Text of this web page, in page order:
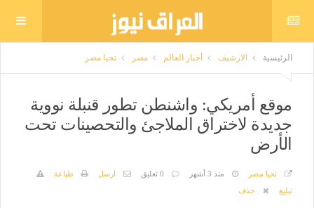
الرئيسية الارشيف أخبار العالم مصر تحيا مصر
موقع أمريكي: واشنطن تطور قنبلة نووية
جديدة لاختراق الملاجئ والتحصينات تحت
الأرض
تحيا مصر منذ 3 أشهر 0 تعليق ارسل
طباعة
تبليغ
حذف